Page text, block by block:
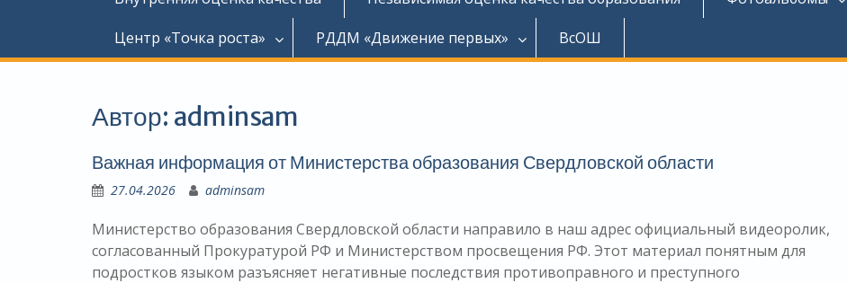
Центр «Точка роста»
РДДМ «Движение первых» ВсОШ
Автор: adminsam
Важная информация от Министерства образования Свердловской области
27.04.2026 adminsam
Министерство образования Свердловской области направило в наш адрес официальный видеоролик,
согласованный Прокуратурой РФ и Министерством просвещения РФ. Этот материал понятным для
подростков языком разъясняет негативные последствия противоправного и преступного